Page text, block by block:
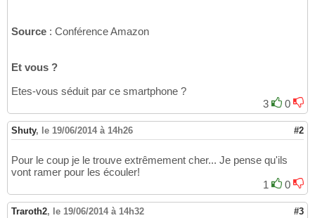
Source : Conférence Amazon
Et vous ?
Etes-vous séduit par ce smartphone ?
3
0
Shuty, le 19/06/2014 à 14h26 #2
Pour le coup je le trouve extrêmement cher... Je pense qu'ils
vont ramer pour les écouler!
1
0
Traroth2, le 19/06/2014 à 14h32 #3